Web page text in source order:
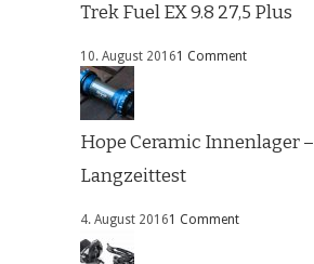
Trek Fuel EX 9.8 27,5 Plus
10. August 20161 Comment
Hope Ceramic Innenlager –
Langzeittest
4. August 20161 Comment